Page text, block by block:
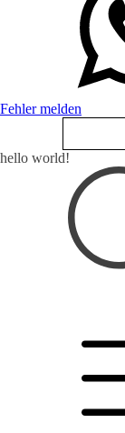
Fehler melden
hello world!